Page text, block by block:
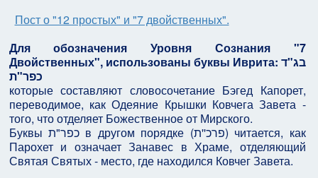
Пост о "12 простых" и "7 двойственных".
Для обозначения Уровня Сознания "7
Двойственных", использованы буквы Иврита: בג"ד
כפר"ת
которые составляют словосочетание Бэгед Капорет,
переводимое, как Одеяние Крышки Ковчега Завета -
того, что отделяет Божественное от Мирского.
Буквы כפר"ת в другом порядке (פרכ''ת) читается, как
Парохет и означает Занавес в Храме, отделяющий
Святая Святых - место, где находился Ковчег Завета.